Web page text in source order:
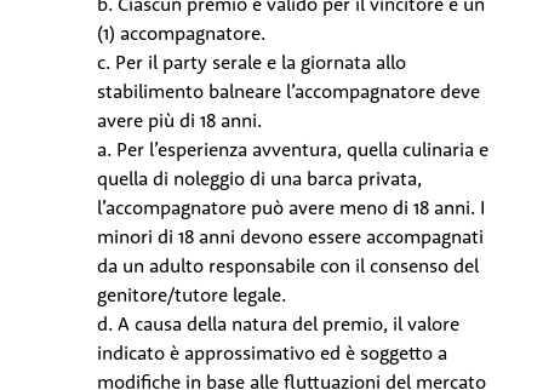
(1) accompagnatore.
c. Per il party serale e la giornata allo
stabilimento balneare l’accompagnatore deve
avere più di 18 anni.
a. Per l’esperienza avventura, quella culinaria e
quella di noleggio di una barca privata,
l’accompagnatore può avere meno di 18 anni. I
minori di 18 anni devono essere accompagnati
da un adulto responsabile con il consenso del
genitore/tutore legale.
d. A causa della natura del premio, il valore
indicato è approssimativo ed è soggetto a
modifiche in base alle fluttuazioni del mercato